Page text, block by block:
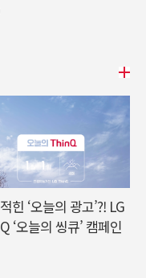
힌 ‘오늘의 광고’?! LG
‘오늘의 씽큐’ 캠페인